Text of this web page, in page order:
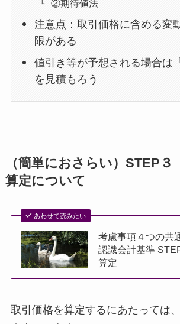
②期待値法
注意点：取引価格に含める変
限がある
値引き等が予想される場合は
を見積もろう
（簡単におさらい）STEP
算定について
あわせて読みたい
考慮事項４つの共
認識会計基準
算定
取引価格を算定するにあたっては